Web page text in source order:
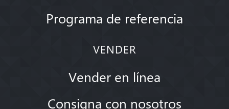
Programa de referencia
VENDER
Vender en línea
Consigna con nosotros